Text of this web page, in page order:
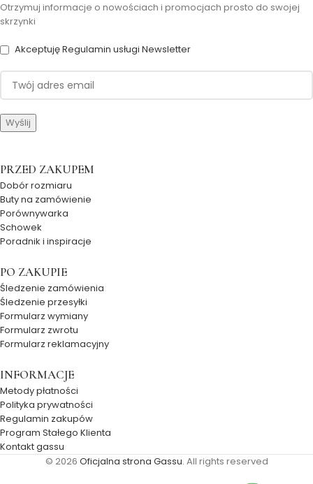
Otrzymuj informacje o nowościach i promocjach prosto do swojej
skrzynki
Akceptuję Regulamin usługi Newsletter
PRZED ZAKUPEM
Dobór rozmiaru
Buty na zamówienie
Porównywarka
Schowek
Poradnik i inspiracje
PO ZAKUPIE
Śledzenie zamówienia
Śledzenie przesyłki
Formularz wymiany
Formularz zwrotu
Formularz reklamacyjny
INFORMACJE
Metody płatności
Polityka prywatności
Regulamin zakupów
Program Stałego Klienta
Kontakt gassu
© 2026 Oficjalna strona Gassu. All rights reserved